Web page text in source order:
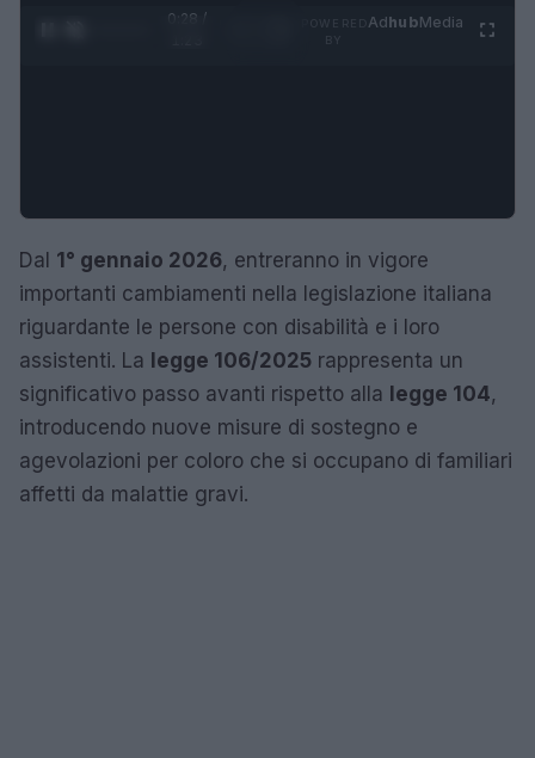
0:29 /
AdhubMedia
Dal 1° gennaio 2026, entreranno in vigore
importanti cambiamenti nella legislazione italiana
riguardante le persone con disabilità e i loro
assistenti. La legge 106/2025 rappresenta un
significativo passo avanti rispetto alla legge 104,
introducendo nuove misure di sostegno e
agevolazioni per coloro che si occupano di familiari
affetti da malattie gravi.